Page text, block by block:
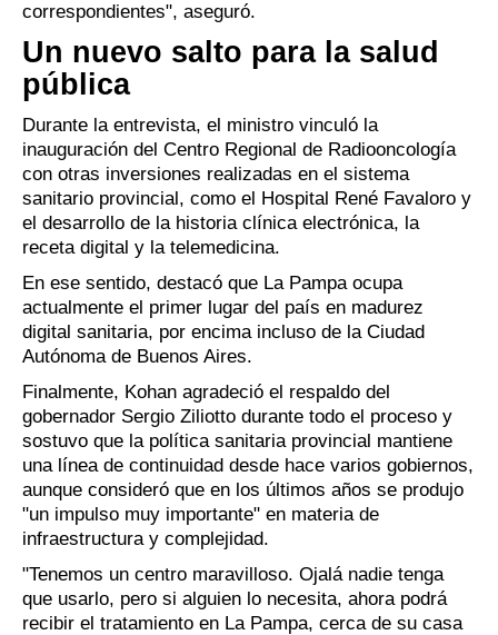
correspondientes", aseguró.
Un nuevo salto para la salud
pública
Durante la entrevista, el ministro vinculó la
inauguración del Centro Regional de Radiooncología
con otras inversiones realizadas en el sistema
sanitario provincial, como el Hospital René Favaloro y
el desarrollo de la historia clínica electrónica, la
receta digital y la telemedicina.
En ese sentido, destacó que La Pampa ocupa
actualmente el primer lugar del país en madurez
digital sanitaria, por encima incluso de la Ciudad
Autónoma de Buenos Aires.
Finalmente, Kohan agradeció el respaldo del
gobernador Sergio Ziliotto durante todo el proceso y
sostuvo que la política sanitaria provincial mantiene
una línea de continuidad desde hace varios gobiernos,
aunque consideró que en los últimos años se produjo
"un impulso muy importante" en materia de
infraestructura y complejidad.
"Tenemos un centro maravilloso. Ojalá nadie tenga
que usarlo, pero si alguien lo necesita, ahora podrá
recibir el tratamiento en La Pampa, cerca de su casa